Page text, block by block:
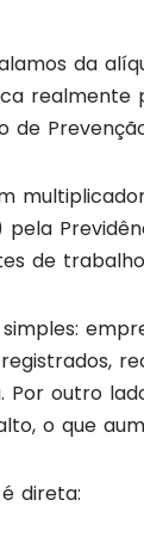
da
realmente
de
de
Por outro
o que
direta: